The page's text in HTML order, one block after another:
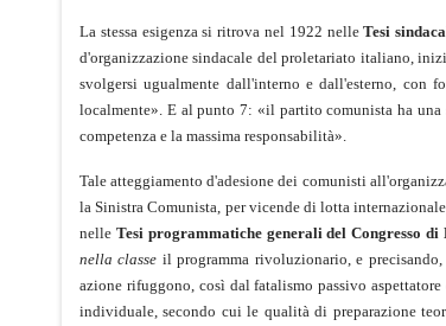
La stessa esigenza si ritrova nel 1922 nelleTesi
d'organizzazione sindacale del proletariato italiano,
svolgersi ugualmente dall'interno e dall'esterno, con
localmente». E al punto 7: «il partito comunista ha una
competenza e la massima responsabilità».
Tale atteggiamento d'adesione dei comunisti
la Sinistra Comunista, per vicende di lotta
nelle Tesi programmatiche generali del Congresso di
nella classe il programma rivoluzionario, e
azione rifuggono, così dal fatalismo passivo
individuale, secondo cui le qualità di preparazione